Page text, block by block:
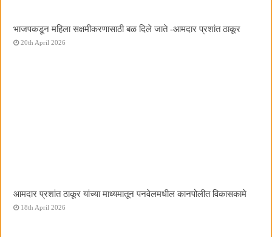
भाजपकडून महिला सक्षमीकरणासाठी बळ दिले जाते -आमदार प्रशांत ठाकूर
20th April 2026
आमदार प्रशांत ठाकूर यांच्या माध्यमातून पनवेलमधील कानपोलीत विकासकामे
18th April 2026